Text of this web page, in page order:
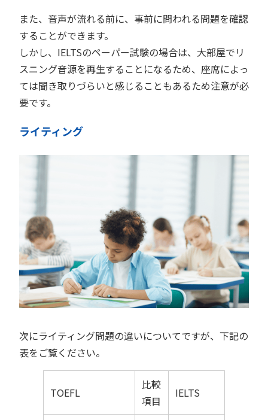
また、音声が流れる前に、事前に問われる問題を確認
することができます。
しかし、IELTSのペーパー試験の場合は、大部屋でリ
スニング音源を再生することになるため、座席によっ
ては聞き取りづらいと感じることもあるため注意が必
要です。
ライティング
次にライティング問題の違いについてですが、下記の
表をご覧ください。
TOEFL
比較
項目
IELTS